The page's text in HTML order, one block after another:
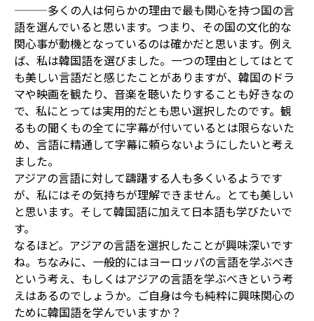
———多くの人は何らかの理由で最も関心を持つ国の言
語を選んでいると思います。つまり、その国の文化的な
関心事が動機となっているのは確かだと思います。例え
ば、私は韓国語を選びました。一つの理由としてはとて
も美しい言語だと感じたことがありますが、韓国のドラ
マや映画を観たり、音楽を聴いたりすることも好きなの
で、私にとっては実用的だとも思い選択したのです。観
るもの聞くもの全てに字幕が付いているとは限らないた
め、言語に精通して字幕に頼らないようにしたいと考え
ました。
アジアの言語に対して躊躇する人も多くいるようです
が、私にはその気持ちが理解できません。とても美しい
と思います。そして韓国語に加えて日本語も学びたいで
す。
なるほど。アジアの言語を選択したことが興味深いです
ね。ちなみに、一般的にはヨーロッパの言語を学ぶべき
という考え、もしくはアジアの言語を学ぶべきという考
えはあるのでしょうか。ご自身は今も純粋に興味関心の
ために韓国語を学んでいますか？